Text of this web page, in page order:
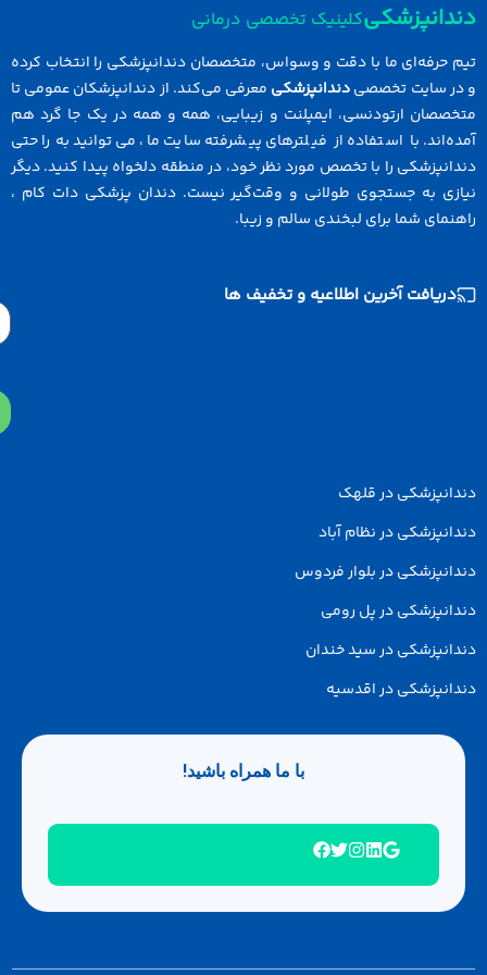
کلینیک تخصصی درمانی
حرفه‌ای ما با دقت و وسواس، متخصصان دندانپزشکی را انتخاب کرده
سایت تخصصیدندانپزشکیمعرفی می‌کند. از دندانپزشکان عمومی تا
ارتودنسی، ایمپلنت و زیبایی، همه و همه در یک جا گرد هم
با استفاده از فیلترهای پیشرفته سایت ما، می‌توانید به راحتی
را با تخصص مورد نظر خود، در منطقه دلخواه پیدا کنید. دیگر
به جستجوی طولانی و وقت‌گیر نیست. دندان پزشکی دات کام ،
شما برای لبخندی سالم و زیبا.
دریافت آخرین اطلاعیه و تخفیف ها
در قلهک
در نظام آباد
در بلوار فردوس
در پل رومی
در سید خندان
در اقدسیه
با ما همراه باشید!